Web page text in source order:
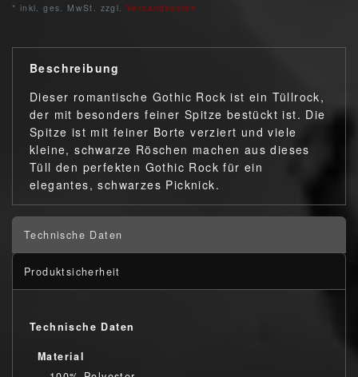
* inkl. ges. MwSt. zzgl. Versandkosten
Beschreibung
Dieser romantische Gothic Rock ist ein Tüllrock,
der mit besonders feiner Spitze bestückt ist. Die
Spitze ist mit feiner Borte verziert und viele
kleine, schwarze Röschen machen aus dieses
Tüll den perfekten Gothic Rock für ein
elegantes, schwarzes Picknick.
Technische Daten
Produktsicherheit
Technische Daten
Material